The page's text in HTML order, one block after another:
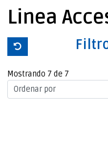
Linea
Mostrando 7 de 7